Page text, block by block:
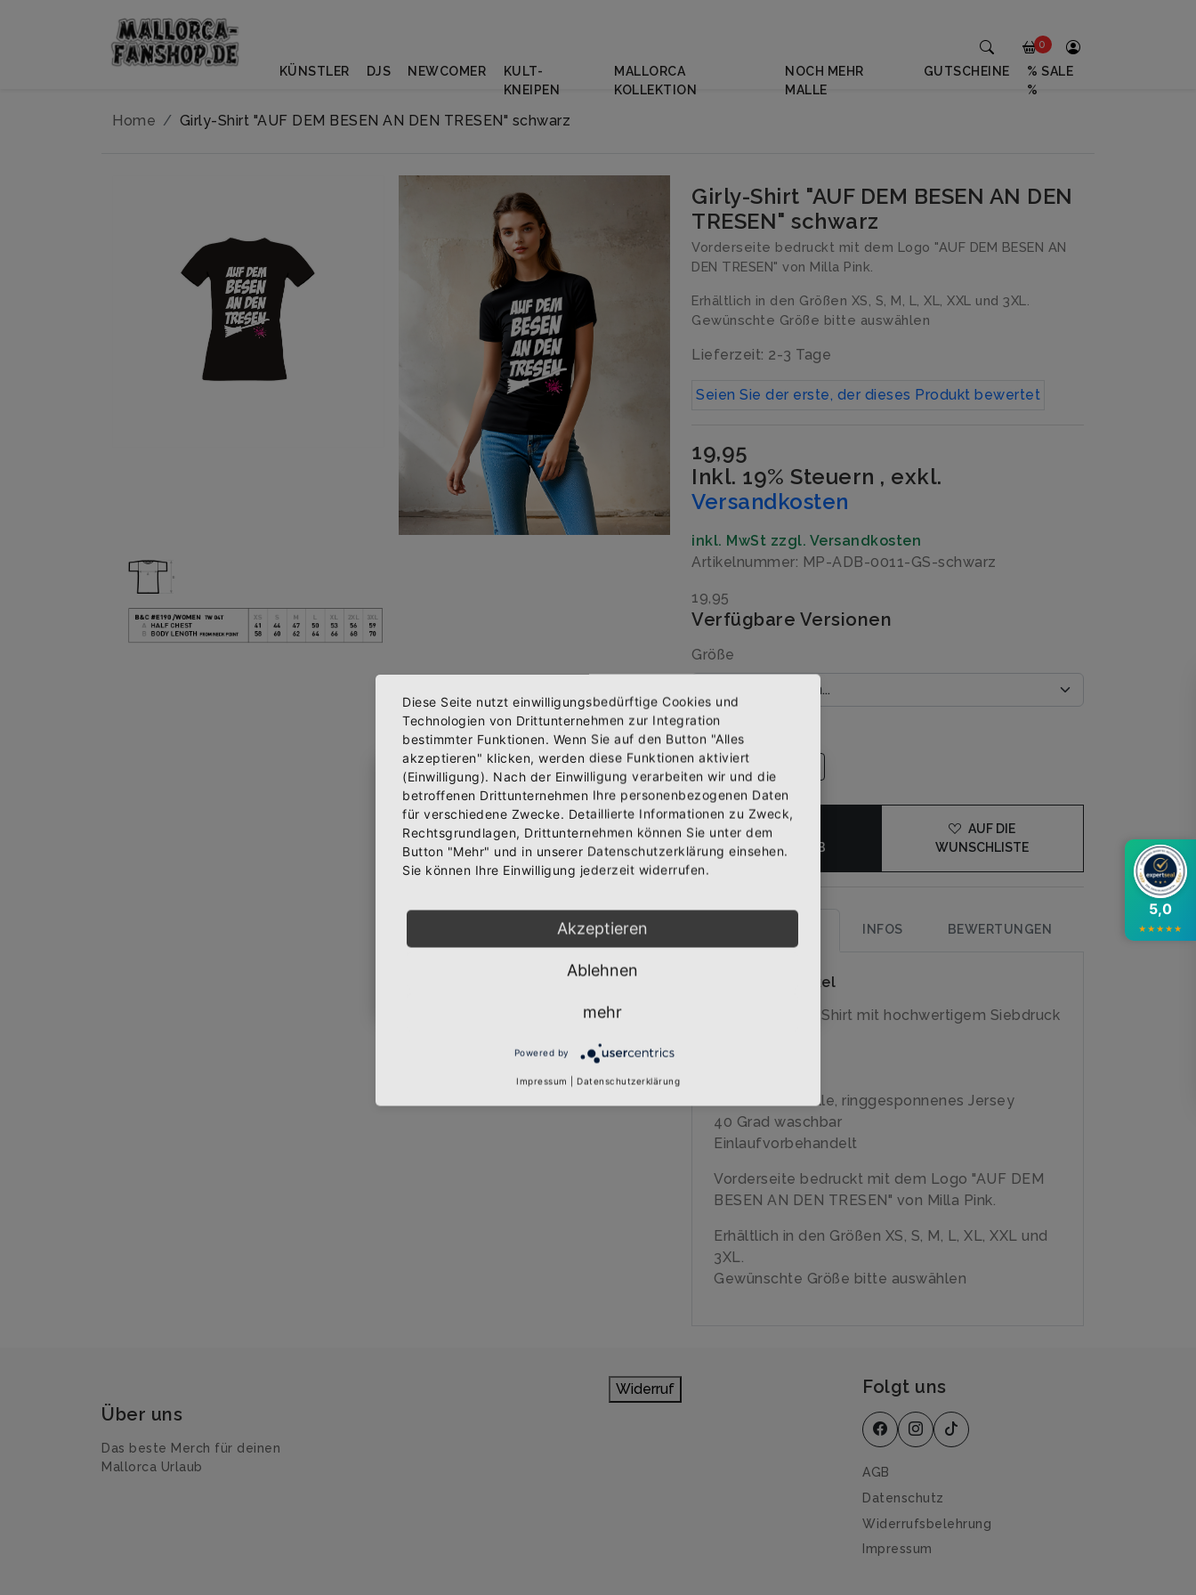
Home Girly-Shirt "AUF DEM BESEN AN DEN TRESEN" schwarz
Girly-Shirt "AUF DEM BESEN AN DEN
TRESEN" schwarz
Vorderseite bedruckt mit dem Logo "AUF DEM BESEN AN
DEN TRESEN" von Milla Pink.
Erhältlich in den Größen XS, S, M, L, XL, XXL und 3XL.
Gewünschte Größe bitte auswählen
Lieferzeit: 2-3 Tage
Seien Sie der erste, der dieses Produkt bewertet
19,95
Inkl. 19% Steuern , exkl.
Versandkosten
inkl. MwSt zzgl. Versandkosten
Artikelnummer: MP-ADB-0011-GS-schwarz
19,95
Verfügbare Versionen
Größe
Menge
WARENKORB
AUF DIE
WUNSCHLISTE
INFOS BEWERTUNGEN
Über den Artikel
Qualitäts-Girly-Shirt mit hochwertigem Siebdruck
100% Baumwolle, ringgesponnenes Jersey
40 Grad waschbar
Einlaufvorbehandelt
Vorderseite bedruckt mit dem Logo "AUF DEM
BESEN AN DEN TRESEN" von Milla Pink.
Erhältlich in den Größen XS, S, M, L, XL, XXL und
3XL.
Gewünschte Größe bitte auswählen
Über uns
Das beste Merch für deinen
Mallorca Urlaub
Widerruf Folgt uns
AGB
Datenschutz
Widerrufsbelehrung
Impressum
Abonniere jetzt unseren Newsletter
Bekomme die aktuellsten News über neue Produkte und
zudem einen 10% Gutschein für deine nächste
Bestellung.
Abonnieren
0
KÜNSTLER DJS NEWCOMER
KULT-
KNEIPEN
MALLORCA
KOLLEKTION
NOCH MEHR
MALLE
GUTSCHEINE
% SALE
%
5,0
★★★★★
Diese Seite nutzt einwilligungsbedürftige Cookies und
Technologien von Drittunternehmen zur Integration
bestimmter Funktionen. Wenn Sie auf den Button "Alles
akzeptieren" klicken, werden diese Funktionen aktiviert
(Einwilligung). Nach der Einwilligung verarbeiten wir und die
betroffenen Drittunternehmen Ihre personenbezogenen Daten
für verschiedene Zwecke. Detaillierte Informationen zu Zweck,
Rechtsgrundlagen, Drittunternehmen können Sie unter dem
Button "Mehr" und in unserer Datenschutzerklärung einsehen.
Sie können Ihre Einwilligung jederzeit widerrufen.
Akzeptieren
Ablehnen
mehr
Powered by
Impressum Datenschutzerklärung